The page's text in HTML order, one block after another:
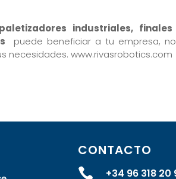
industriales,
puede beneficiar a tu empresa,
necesidades. www.rivasrobotics.com
CONTACTO
 +34 96 318 20